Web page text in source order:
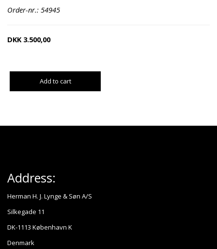
Order-nr.: 54945
DKK 3.500,00
Add to cart
Address:
Herman H. J. Lynge & Søn A/S
Silkegade 11
DK-1113 København K
Denmark